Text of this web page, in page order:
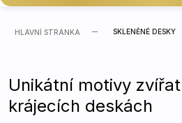
HLAVNÍ STRÁNKA SKLENĚNÉ DESKY
Unikátní motivy
krájecích deskách